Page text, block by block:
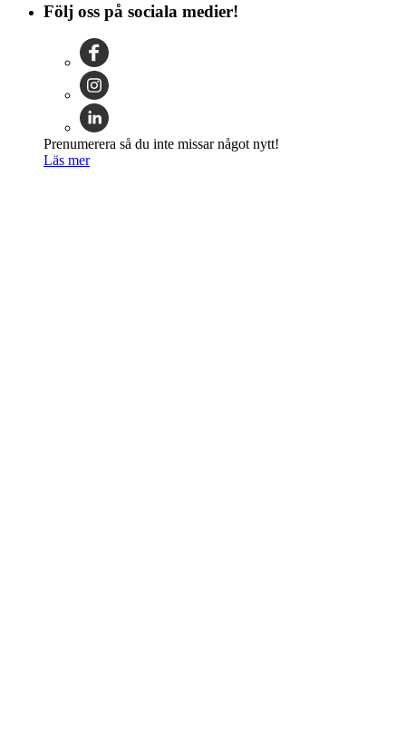
Följ oss på sociala medier!
Prenumerera så du inte missar något nytt!
Läs mer